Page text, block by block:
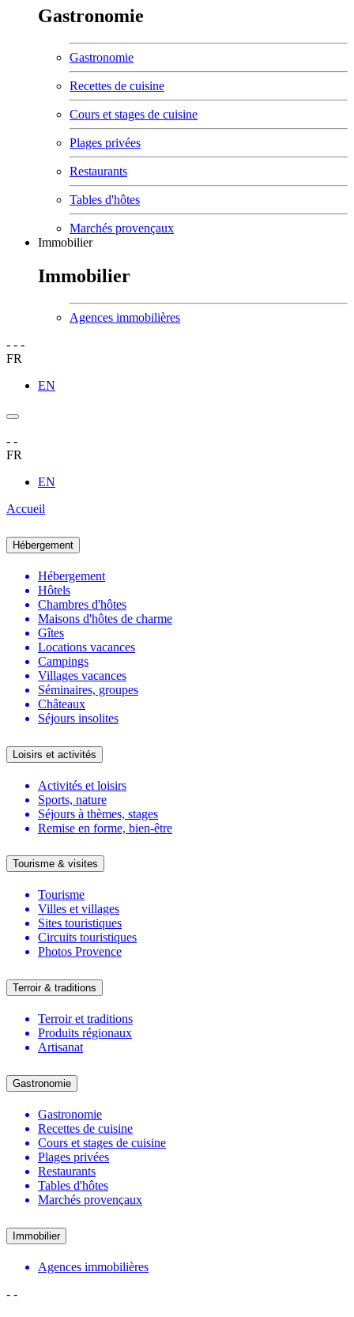
Gastronomie
Gastronomie
Recettes de cuisine
Cours et stages de cuisine
Plages privées
Restaurants
Tables d'hôtes
Marchés provençaux
Immobilier
Immobilier
Agences immobilières
- - -
FR
EN
- -
FR
EN
Accueil
Hébergement
Hébergement
Hôtels
Chambres d'hôtes
Maisons d'hôtes de charme
Gîtes
Locations vacances
Campings
Villages vacances
Séminaires, groupes
Châteaux
Séjours insolites
Loisirs et activités
Activités et loisirs
Sports, nature
Séjours à thèmes, stages
Remise en forme, bien-être
Tourisme & visites
Tourisme
Villes et villages
Sites touristiques
Circuits touristiques
Photos Provence
Terroir & traditions
Terroir et traditions
Produits régionaux
Artisanat
Gastronomie
Gastronomie
Recettes de cuisine
Cours et stages de cuisine
Plages privées
Restaurants
Tables d'hôtes
Marchés provençaux
Immobilier
Agences immobilières
- -